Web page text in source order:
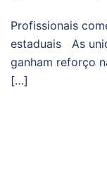
Profissionais
estaduais As
ganham reforço
[…]